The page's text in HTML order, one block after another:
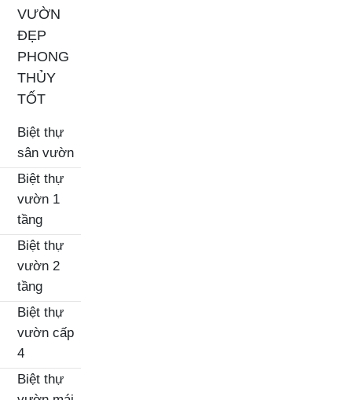
VƯỜN
ĐẸP
PHONG
THỦY
TỐT
Biệt thự
sân vườn
Biệt thự
vườn 1
tầng
Biệt thự
vườn 2
tầng
Biệt thự
vườn cấp
4
Biệt thự